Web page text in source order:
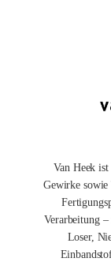
Van Heek
Gewirke sowie
Verarbeitung
Loser,